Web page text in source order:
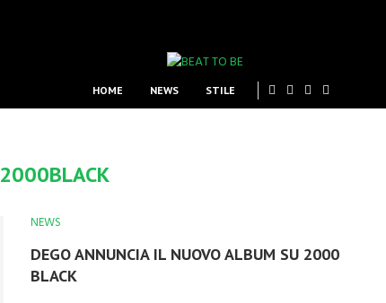
HOME NEWS STILE
2000BLACK
NEWS
DEGO ANNUNCIA IL NUOVO ALBUM SU 2000
BLACK